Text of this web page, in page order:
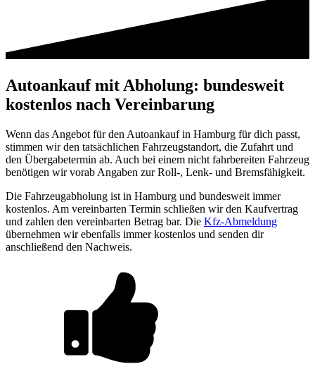
Autoankauf mit Abholung: bundesweit
kostenlos nach Vereinbarung
Wenn das Angebot für den Autoankauf in Hamburg für dich passt,
stimmen wir den tatsächlichen Fahrzeugstandort, die Zufahrt und
den Übergabetermin ab. Auch bei einem nicht fahrbereiten Fahrzeug
benötigen wir vorab Angaben zur Roll-, Lenk- und Bremsfähigkeit.
Die Fahrzeugabholung ist in Hamburg und bundesweit immer
kostenlos. Am vereinbarten Termin schließen wir den Kaufvertrag
und zahlen den vereinbarten Betrag bar. Die Kfz-Abmeldung
übernehmen wir ebenfalls immer kostenlos und senden dir
anschließend den Nachweis.